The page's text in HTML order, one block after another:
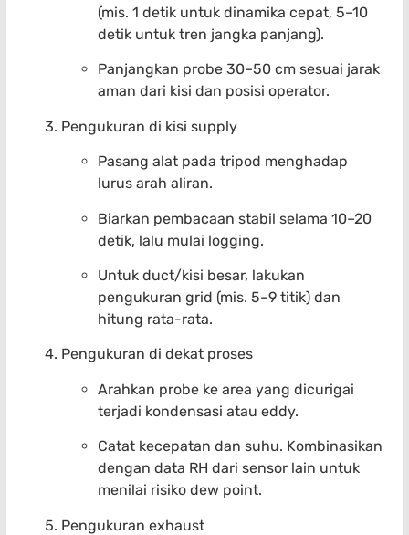
(mis. 1 detik untuk dinamika cepat, 5–10
detik untuk tren jangka panjang).
Panjangkan probe 30–50 cm sesuai jarak
aman dari kisi dan posisi operator.
Pengukuran di kisi supply
Pasang alat pada tripod menghadap
lurus arah aliran.
Biarkan pembacaan stabil selama 10–20
detik, lalu mulai logging.
Untuk duct/kisi besar, lakukan
pengukuran grid (mis. 5–9 titik) dan
hitung rata-rata.
Pengukuran di dekat proses
Arahkan probe ke area yang dicurigai
terjadi kondensasi atau eddy.
Catat kecepatan dan suhu. Kombinasikan
dengan data RH dari sensor lain untuk
menilai risiko dew point.
Pengukuran exhaust